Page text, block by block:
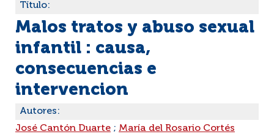
Título:
Malos tratos y abuso sexual
infantil : causa,
consecuencias e
intervencion
Autores:
José Cantón Duarte ; María del Rosario Cortés